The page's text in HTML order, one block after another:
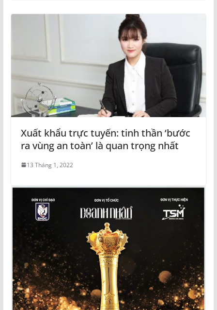
Xuất khẩu trực tuyến: tinh thần ‘bước
ra vùng an toàn’ là quan trọng nhất
13 Tháng 1, 2022